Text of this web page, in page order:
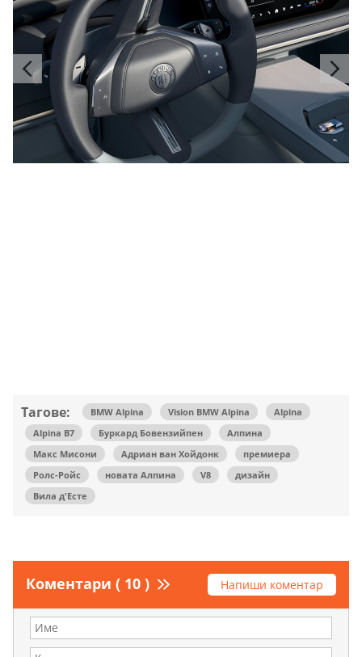
Тагове: BMW Alpina Vision BMW Alpina
Alpina
Alpina B7
Буркард Бовензийпен
Алпина
Макс Мисони
Адриан ван Хойдонк
премиера
Ролс-Ройс
новата Алпина V8
дизайн
Вила д'Есте
Коментари ( 10 ) Напиши коментар